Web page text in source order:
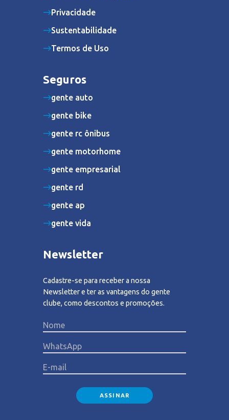
Privacidade
Sustentabilidade
Termos de Uso
Seguros
gente auto
gente bike
gente rc ônibus
gente motorhome
gente empresarial
gente rd
gente ap
gente vida
Newsletter
Cadastre-se para receber a nossa
Newsletter e ter as vantagens do gente
clube, como descontos e promoções.